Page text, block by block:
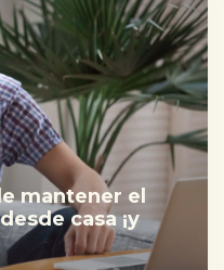
mantener el
casa ¡y